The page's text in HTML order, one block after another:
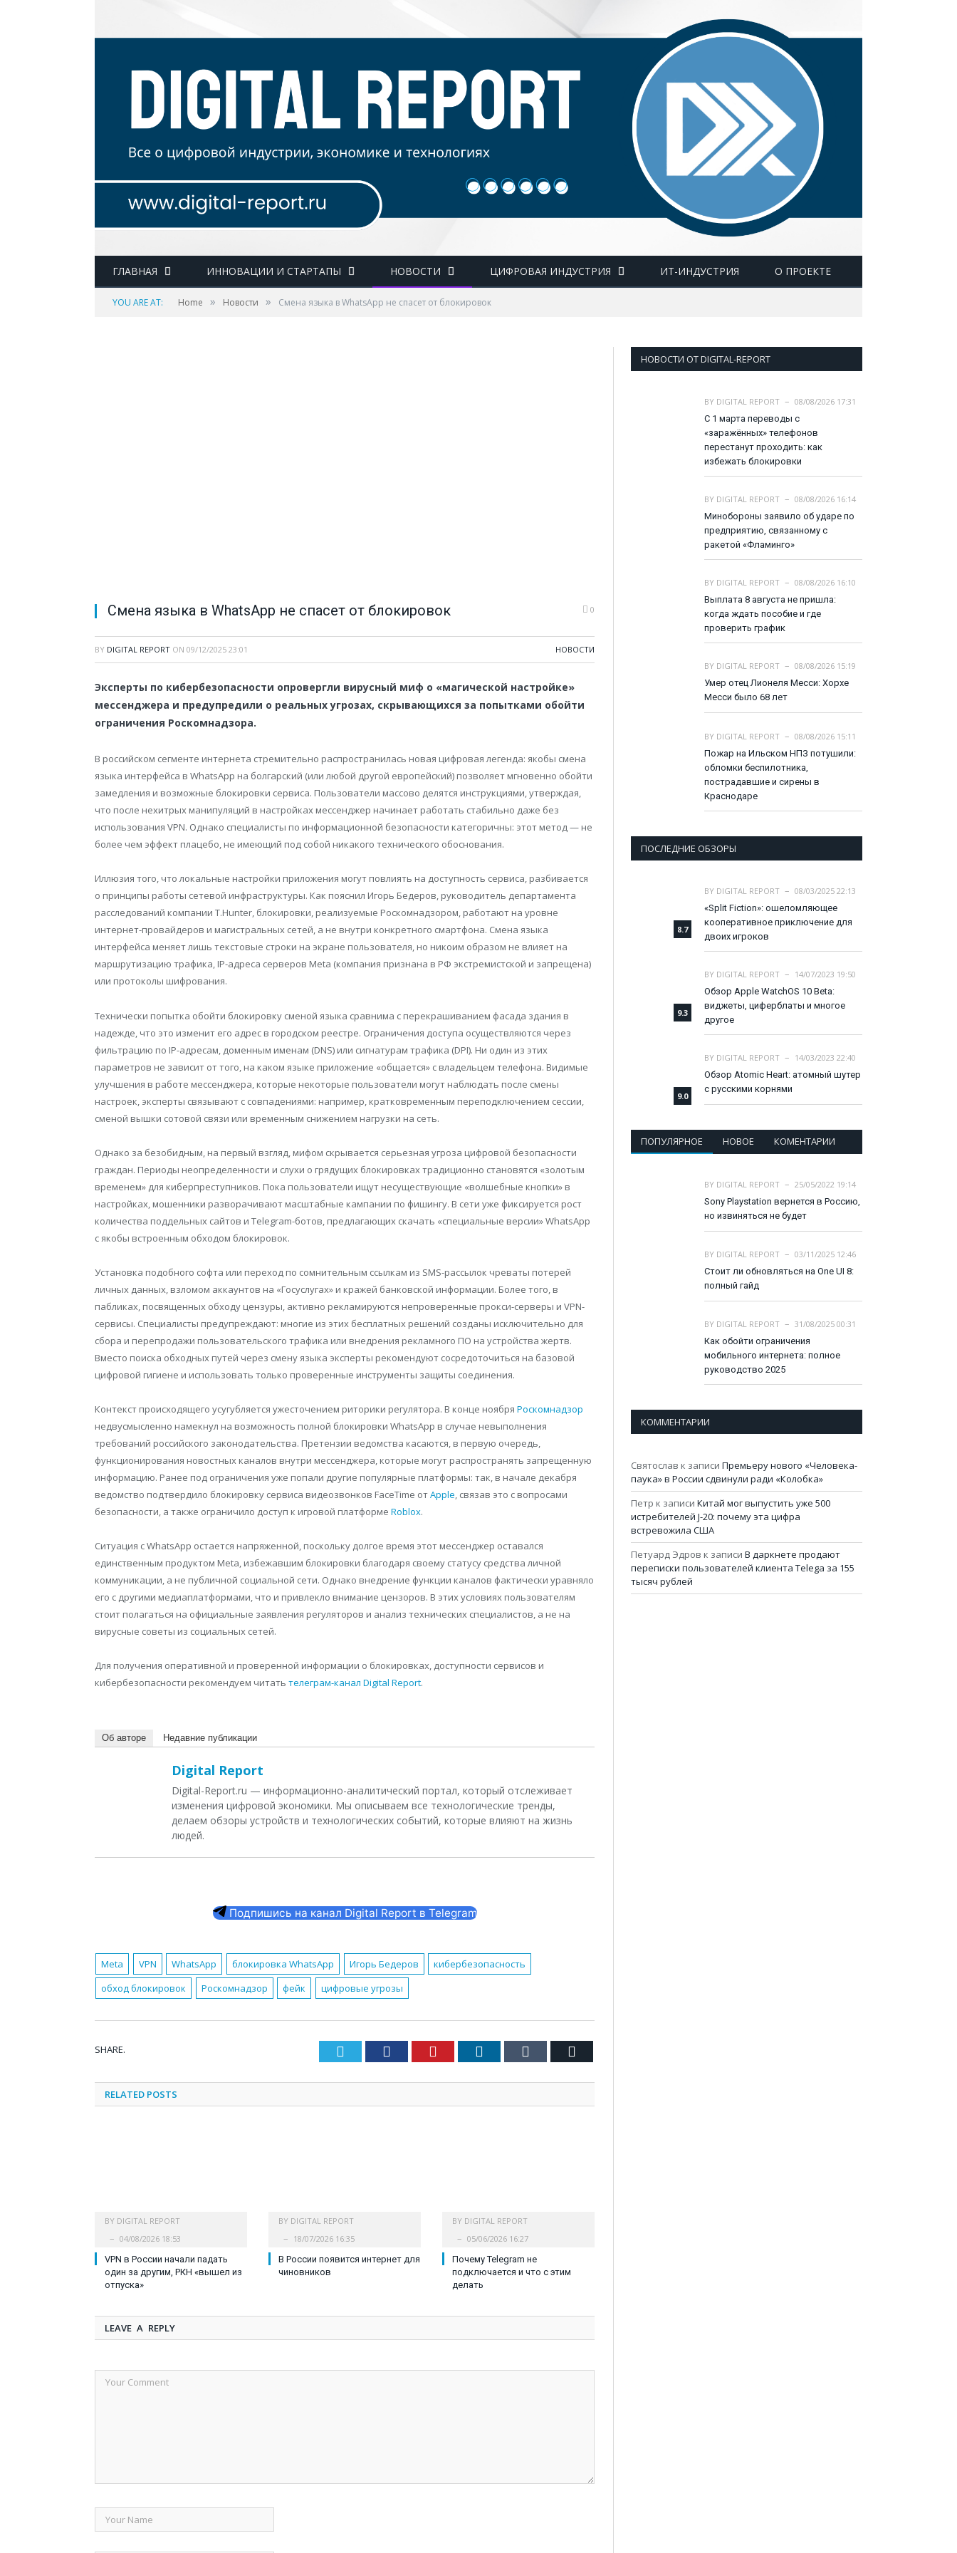
ГЛАВНАЯ ИННОВАЦИИ И СТАРТАПЫ НОВОСТИ ЦИФРОВАЯ ИНДУСТРИЯ ИТ-ИНДУСТРИЯ О ПРОЕКТЕ
YOU ARE AT: Home » Новости » Cмена языка в WhatsApp не спасет от блокировок
Cмена языка в WhatsApp не спасет от блокировок 0
BY DIGITAL REPORT ON 09/12/2025 23:01 НОВОСТИ
Эксперты по кибербезопасности опровергли вирусный миф о «магической настройке»
мессенджера и предупредили о реальных угрозах, скрывающихся за попытками обойти
ограничения Роскомнадзора.
В российском сегменте интернета стремительно распространилась новая цифровая легенда: якобы смена
языка интерфейса в WhatsApp на болгарский (или любой другой европейский) позволяет мгновенно обойти
замедления и возможные блокировки сервиса. Пользователи массово делятся инструкциями, утверждая,
что после нехитрых манипуляций в настройках мессенджер начинает работать стабильно даже без
использования VPN. Однако специалисты по информационной безопасности категоричны: этот метод — не
более чем эффект плацебо, не имеющий под собой никакого технического обоснования.
Иллюзия того, что локальные настройки приложения могут повлиять на доступность сервиса, разбивается
о принципы работы сетевой инфраструктуры. Как пояснил Игорь Бедеров, руководитель департамента
расследований компании T.Hunter, блокировки, реализуемые Роскомнадзором, работают на уровне
интернет-провайдеров и магистральных сетей, а не внутри конкретного смартфона. Смена языка
интерфейса меняет лишь текстовые строки на экране пользователя, но никоим образом не влияет на
маршрутизацию трафика, IP-адреса серверов Meta (компания признана в РФ экстремистской и запрещена)
или протоколы шифрования.
Технически попытка обойти блокировку сменой языка сравнима с перекрашиванием фасада здания в
надежде, что это изменит его адрес в городском реестре. Ограничения доступа осуществляются через
фильтрацию по IP-адресам, доменным именам (DNS) или сигнатурам трафика (DPI). Ни один из этих
параметров не зависит от того, на каком языке приложение «общается» с владельцем телефона. Видимые
улучшения в работе мессенджера, которые некоторые пользователи могут наблюдать после смены
настроек, эксперты связывают с совпадениями: например, кратковременным переподключением сессии,
сменой вышки сотовой связи или временным снижением нагрузки на сеть.
Однако за безобидным, на первый взгляд, мифом скрывается серьезная угроза цифровой безопасности
граждан. Периоды неопределенности и слухи о грядущих блокировках традиционно становятся «золотым
временем» для киберпреступников. Пока пользователи ищут несуществующие «волшебные кнопки» в
настройках, мошенники разворачивают масштабные кампании по фишингу. В сети уже фиксируется рост
количества поддельных сайтов и Telegram-ботов, предлагающих скачать «специальные версии» WhatsApp
с якобы встроенным обходом блокировок.
Установка подобного софта или переход по сомнительным ссылкам из SMS-рассылок чреваты потерей
личных данных, взломом аккаунтов на «Госуслугах» и кражей банковской информации. Более того, в
пабликах, посвященных обходу цензуры, активно рекламируются непроверенные прокси-серверы и VPN-
сервисы. Специалисты предупреждают: многие из этих бесплатных решений созданы исключительно для
сбора и перепродажи пользовательского трафика или внедрения рекламного ПО на устройства жертв.
Вместо поиска обходных путей через смену языка эксперты рекомендуют сосредоточиться на базовой
цифровой гигиене и использовать только проверенные инструменты защиты соединения.
Контекст происходящего усугубляется ужесточением риторики регулятора. В конце ноября Роскомнадзор
недвусмысленно намекнул на возможность полной блокировки WhatsApp в случае невыполнения
требований российского законодательства. Претензии ведомства касаются, в первую очередь,
функционирования новостных каналов внутри мессенджера, которые могут распространять запрещенную
информацию. Ранее под ограничения уже попали другие популярные платформы: так, в начале декабря
ведомство подтвердило блокировку сервиса видеозвонков FaceTime отApple, связав это с вопросами
безопасности, а также ограничило доступ к игровой платформе Roblox.
Ситуация с WhatsApp остается напряженной, поскольку долгое время этот мессенджер оставался
единственным продуктом Meta, избежавшим блокировки благодаря своему статусу средства личной
коммуникации, а не публичной социальной сети. Однако внедрение функции каналов фактически уравняло
его с другими медиаплатформами, что и привлекло внимание цензоров. В этих условиях пользователям
стоит полагаться на официальные заявления регуляторов и анализ технических специалистов, а не на
вирусные советы из социальных сетей.
Для получения оперативной и проверенной информации о блокировках, доступности сервисов и
кибербезопасности рекомендуем читать телеграм-канал Digital Report.
Об авторе Недавние публикации
Digital Report
Digital-Report.ru — информационно-аналитический портал, который отслеживает
изменения цифровой экономики. Мы описываем все технологические тренды,
делаем обзоры устройств и технологических событий, которые влияют на жизнь
людей.
Подпишись на канал Digital Report в Telegram
Meta VPN WhatsApp блокировка WhatsApp Игорь Бедеров
кибербезопасность
обход блокировок
Роскомнадзор фейк цифровые угрозы
SHARE. Twitter Facebook Pinterest LinkedIn Tumblr
RELATED POSTS
BY DIGITAL REPORT
04/08/2026 18:53
VPN в России начали падать
один за другим, РКН «вышел из
отпуска»
BY DIGITAL REPORT
18/07/2026 16:35
В России появится интернет для
чиновников
BY DIGITAL REPORT
05/06/2026 16:27
Почему Telegram не
подключается и что с этим
делать
LEAVE A REPLY
НОВОСТИ ОТ DIGITAL-REPORT
BY DIGITAL REPORT
08/08/2026 17:31
С 1 марта переводы с
«заражённых» телефонов
перестанут проходить: как
избежать блокировки
BY DIGITAL REPORT
08/08/2026 16:14
Минобороны заявило об ударе по
предприятию, связанному с
ракетой «Фламинго»
BY DIGITAL REPORT
08/08/2026 16:10
Выплата 8 августа не пришла:
когда ждать пособие и где
проверить график
BY DIGITAL REPORT
08/08/2026 15:19
Умер отец Лионеля Месси: Хорхе
Месси было 68 лет
BY DIGITAL REPORT
08/08/2026 15:11
Пожар на Ильском НПЗ потушили:
обломки беспилотника,
пострадавшие и сирены в
Краснодаре
ПОСЛЕДНИЕ ОБЗОРЫ
8.7
BY DIGITAL REPORT
08/03/2025 22:13
«Split Fiction»: ошеломляющее
кооперативное приключение для
двоих игроков
9.3
BY DIGITAL REPORT
14/07/2023 19:50
Обзор Apple WatchOS 10 Beta:
виджеты, циферблаты и многое
другое
9.0
BY DIGITAL REPORT
14/03/2023 22:40
Обзор Atomic Heart: атомный шутер
с русскими корнями
ПОПУЛЯРНОЕ НОВОЕ КОМЕНТАРИИ
BY DIGITAL REPORT
25/05/2022 19:14
Sony Playstation вернется в Россию,
но извиняться не будет
BY DIGITAL REPORT
03/11/2025 12:46
Стоит ли обновляться на One UI 8:
полный гайд
BY DIGITAL REPORT
31/08/2025 00:31
Как обойти ограничения
мобильного интернета: полное
руководство 2025
КОММЕНТАРИИ
Святослав к записи Премьеру нового «Человека-
паука» в России сдвинули ради «Колобка»
Петр к записи Китай мог выпустить уже 500
истребителей J-20: почему эта цифра
встревожила США
Петуард Эдров к записи В даркнете продают
переписки пользователей клиента Telega за 155
тысяч рублей